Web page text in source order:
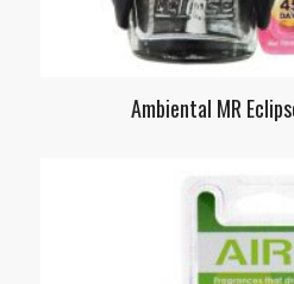
Ambiental MR